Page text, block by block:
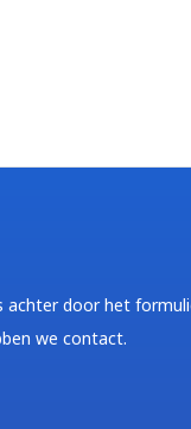
achter door het
we contact.